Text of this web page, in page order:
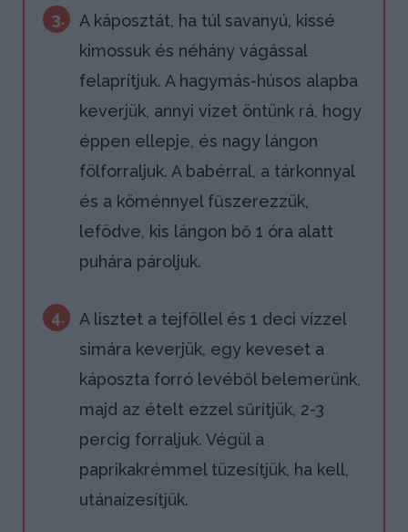
3.
A káposztát, ha túl savanyú, kissé
kimossuk és néhány vágással
felaprítjuk. A hagymás-húsos alapba
keverjük, annyi vizet öntünk rá, hogy
éppen ellepje, és nagy lángon
fölforraljuk. A babérral, a tárkonnyal
és a köménnyel fűszerezzük,
lefödve, kis lángon bő 1 óra alatt
puhára pároljuk.
4.
A lisztet a tejföllel és 1 deci vízzel
simára keverjük, egy keveset a
káposzta forró levéből belemerünk,
majd az ételt ezzel sűrítjük, 2-3
percig forraljuk. Végül a
paprikakrémmel tüzesítjük, ha kell,
utánaízesítjük.